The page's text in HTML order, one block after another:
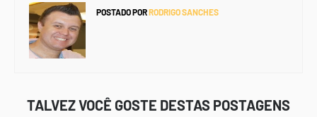
POSTADO PORRODRIGO SANCHES
TALVEZ VOCÊ GOSTE DESTAS POSTAGENS